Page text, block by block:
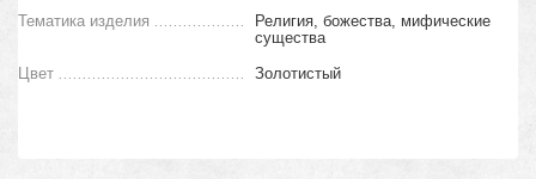
Тематика изделия
Религия, божества, мифические
существа
Цвет
Золотистый